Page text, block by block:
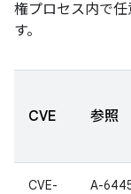
権プロセス内で
す。
CVE 参照
CVE-
A-